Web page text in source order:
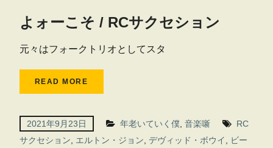
よォーこそ / RCサクセション
元々はフォークトリオとしてスタ
READ MORE
2021年9月23日 年老いていく僕, 音楽噺
RC
サクセション
エルトン・ジョン デヴィッド・ボウイ
ビー